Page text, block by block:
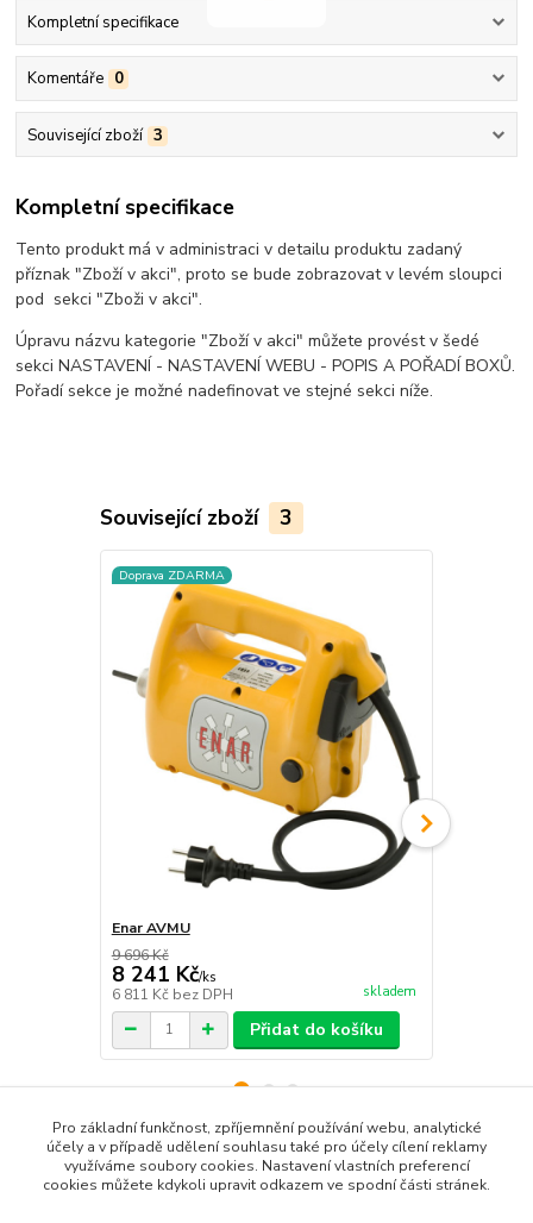
Kompletní specifikace
Komentáře 0
Související zboží 3
Kompletní specifikace
Tento produkt má v administraci v detailu produktu zadaný
příznak "Zboží v akci", proto se bude zobrazovat v levém sloupci
pod sekci "Zboži v akci".
Úpravu názvu kategorie "Zboží v akci" můžete provést v šedé
sekci NASTAVENÍ - NASTAVENÍ WEBU - POPIS A POŘADÍ BOXŮ.
Pořadí sekce je možné nadefinovat ve stejné sekci níže.
Související zboží 3
Doprava ZDARMA
Enar AVMU
9 696 Kč
8 241 Kč/ks
6 811 Kč bez DPH skladem
Přidat do košíku
Zboží zařazeno v kategoriích
Pro základní funkčnost, zpříjemnění používání webu, analytické
účely a v případě udělení souhlasu také pro účely cílení reklamy
využíváme soubory cookies. Nastavení vlastních preferencí
cookies můžete kdykoli upravit odkazem ve spodní části stránek.